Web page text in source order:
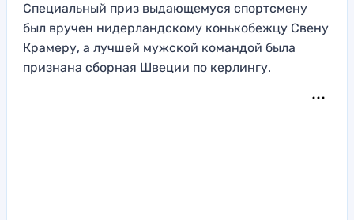
Специальный приз выдающемуся спортсмену
был вручен нидерландскому конькобежцу Свену
Крамеру, а лучшей мужской командой была
признана сборная Швеции по керлингу.